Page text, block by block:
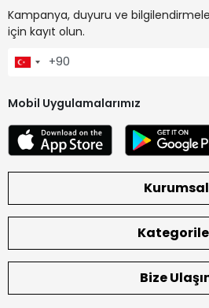
Kampanya, duyuru ve
için kayıt olun.
Mobil Uygulamalarımız
Kurumsal
Bize